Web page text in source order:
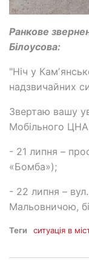
Ранкове
Білоусова:
"Ніч у
надзвичайних
Звертаю вашу
Мобільного
- 21 липня –
«Бомба»);
- 22 липня –
Мальовничою,
Теги ситуація в